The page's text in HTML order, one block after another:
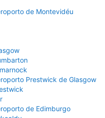
de Montevidéu
Prestwick de Glasgow
de Edimburgo